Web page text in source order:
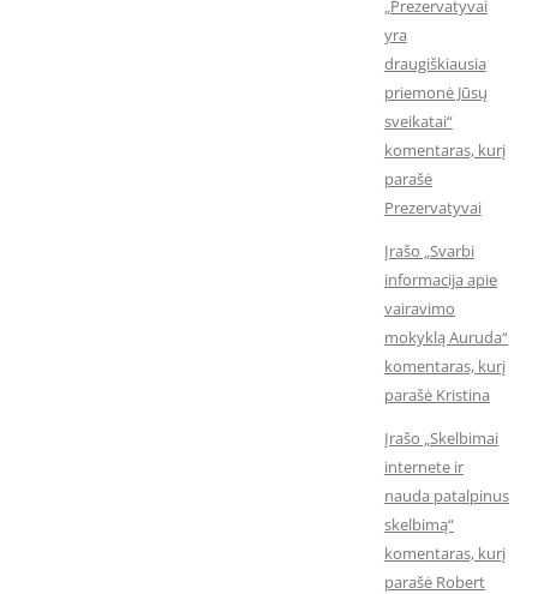
„Prezervatyvai
yra
draugiškiausia
priemonė Jūsų
sveikatai“
komentaras, kurį
parašė
Prezervatyvai
Įrašo „Svarbi
informacija apie
vairavimo
mokyklą Auruda“
komentaras, kurį
parašė Kristina
Įrašo „Skelbimai
internete ir
nauda patalpinus
skelbimą“
komentaras, kurį
parašė Robert